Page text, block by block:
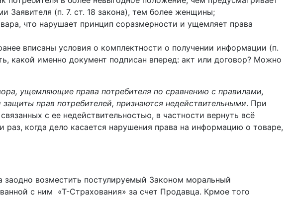
Заявителя (п. 7. ст. 18 закона), тем более женщины;
что нарушает принцип соразмерности и ущемляет права
вписаны условия о комплектности о получении информации (п.
какой именно документ подписан вперед: акт или договор? Можно
ущемляющие права потребителя по сравнению с правилами,
прав потребителей, признаются недействительными. При
с ее недействительностью, в частности вернуть всё
когда дело касается нарушения права на информацию о товаре,
заодно возместить постулируемый Законом моральный
с ним «Т-Страхования» за счет Продавца. Крмое того